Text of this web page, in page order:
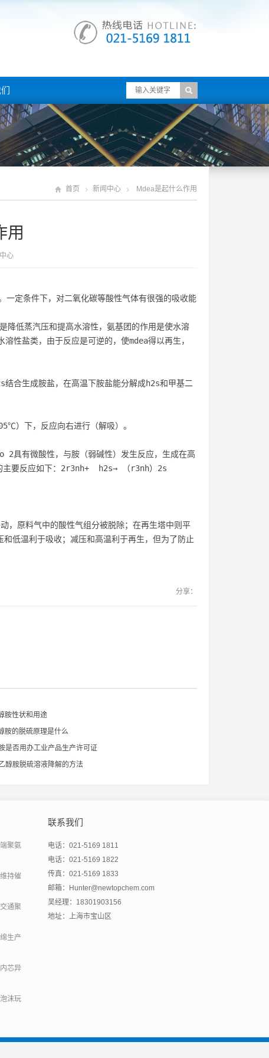
首页 新闻中心 Mdea是起什么作用
用
心
定条件下，对二氧化碳等酸性气体有很强的吸收能
降低蒸汽压和提高水溶性，氨基团的作用是使水溶
性盐类，由于反应是可逆的，使mdea得以再生，
合生成胺盐，在高温下胺盐能分解成h2s和甲基二
）下，反应向右进行（解吸）。
具有微酸性，与胺（弱碱性）发生反应，生成在高
主要反应如下：2r3nh+  h2s→ （r3nh）2s
原料气中的酸性气组分被脱除；在再生塔中则平
低温利于吸收；减压和高温利于再生，但为了防止
分享：
胺性状和用途
胺的脱硫原理是什么
是否用办工业产品生产许可证
醇胺脱硫溶液降解的方法
聚氨
持催
通聚
生产
芯异
沫玩
联系我们
电话：021-5169 1811
电话：021-5169 1822
传真：021-5169 1833
邮箱：Hunter@newtopchem.com
吴经理：18301903156
地址：上海市宝山区